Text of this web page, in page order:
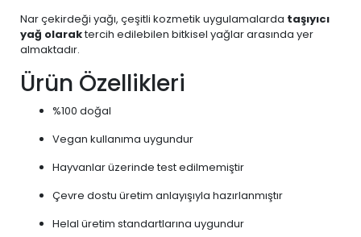
Nar çekirdeği yağı, çeşitli kozmetik uygulamalarda taşıyıcı
yağ olaraktercih edilebilen bitkisel yağlar arasında yer
almaktadır.
Ürün Özellikleri
%100 doğal
Vegan kullanıma uygundur
Hayvanlar üzerinde test edilmemiştir
Çevre dostu üretim anlayışıyla hazırlanmıştır
Helal üretim standartlarına uygundur